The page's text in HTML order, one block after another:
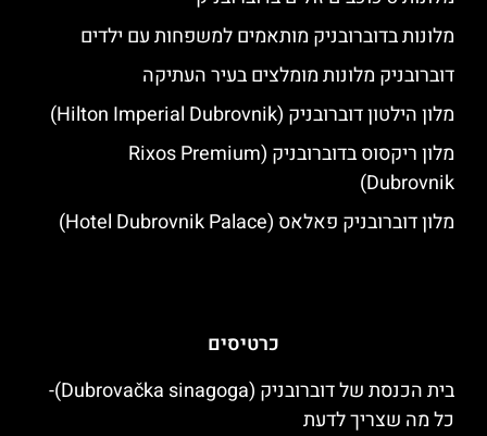
מלונות בדוברובניק מותאמים למשפחות עם ילדים
דוברובניק מלונות מומלצים בעיר העתיקה
מלון הילטון דוברובניק (Hilton Imperial Dubrovnik)
מלון ריקסוס בדוברובניק (Rixos Premium
Dubrovnik)
מלון דוברובניק פאלאס (Hotel Dubrovnik Palace)
כרטיסים
בית הכנסת של דוברובניק (Dubrovačka sinagoga)-
כל מה שצריך לדעת